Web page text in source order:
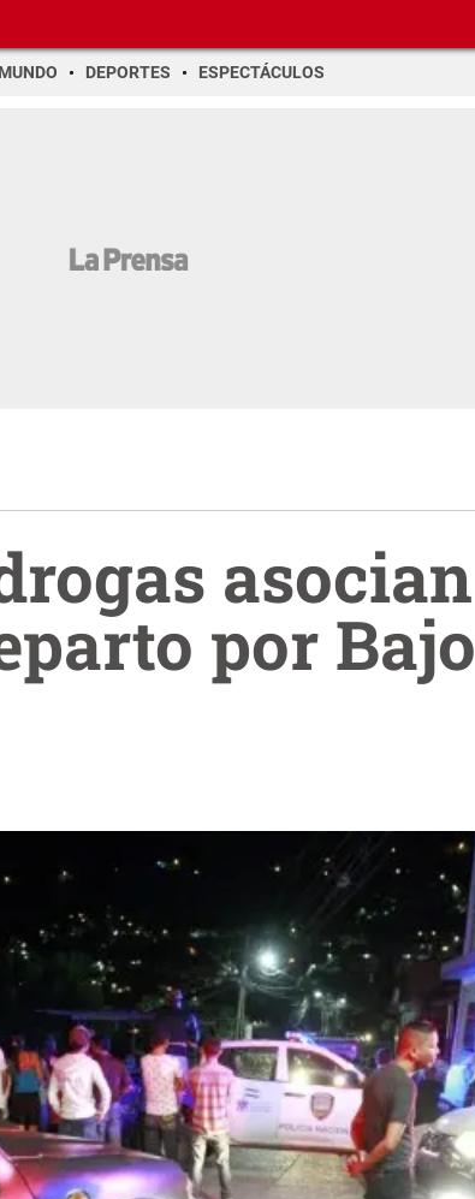
MUNDO DEPORTES ESPECTÁCULOS
asocian
por Bajo